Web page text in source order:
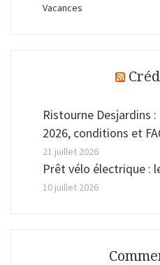
Vacances
Ristourne Desjardins
2026, conditions et
21 juillet 2026
Prêt vélo électrique :
10 juillet 2026